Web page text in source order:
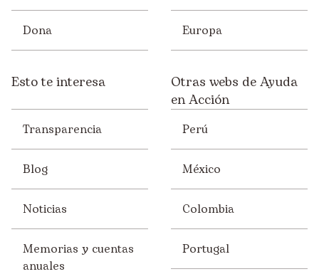
Dona Europa
Esto te interesa
Transparencia
Blog
Noticias
Memorias y cuentas
anuales
Otras webs de Ayuda
en Acción
Perú
México
Colombia
Portugal